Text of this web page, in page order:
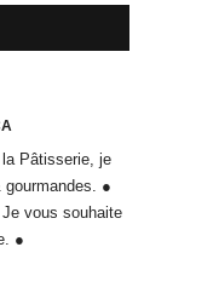
Pâtisserie, je
●
vous souhaite
●